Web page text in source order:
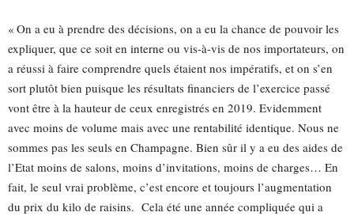
« On a eu à prendre des décisions, on a eu la chance de pouvoir les
expliquer, que ce soit en interne ou vis-à-vis de nos importateurs, on
a réussi à faire comprendre quels étaient nos impératifs, et on s’en
sort plutôt bien puisque les résultats financiers de l’exercice passé
vont être à la hauteur de ceux enregistrés en 2019. Evidemment
avec moins de volume mais avec une rentabilité identique. Nous ne
sommes pas les seuls en Champagne. Bien sûr il y a eu des aides de
l’Etat moins de salons, moins d’invitations, moins de charges… En
fait, le seul vrai problème, c’est encore et toujours l’augmentation
du prix du kilo de raisins. Cela été une année compliquée qui a